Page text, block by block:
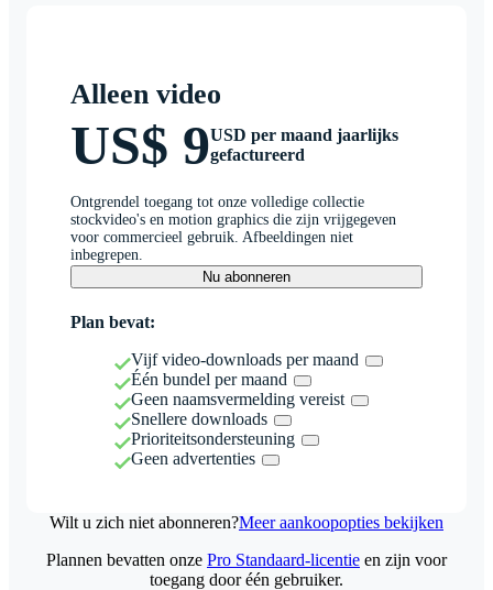
Alleen video
US$ 9USD per maand jaarlijks
gefactureerd
Ontgrendel toegang tot onze volledige collectie
stockvideo's en motion graphics die zijn vrijgegeven
voor commercieel gebruik. Afbeeldingen niet
inbegrepen.
Nu abonneren
Plan bevat:
Vijf video-downloads per maand
Één bundel per maand
Geen naamsvermelding vereist
Snellere downloads
Prioriteitsondersteuning
Geen advertenties
Wilt u zich niet abonneren?Meer aankoopopties bekijken
Plannen bevatten onze Pro Standaard-licentie en zijn voor
toegang door één gebruiker.